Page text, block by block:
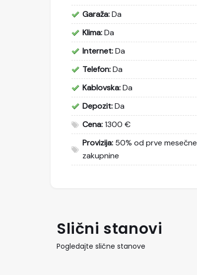
Garaža:Da
Klima:Da
Internet:Da
Telefon:Da
Kablovska:Da
Depozit:Da
Cena:1300 €
Provizija: 50% od prve mesečne
zakupnine
Slični stanovi
Pogledajte slične stanove